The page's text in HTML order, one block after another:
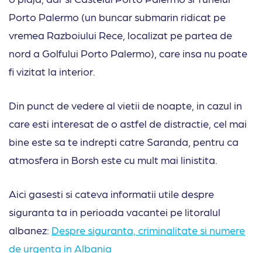
Porto Palermo (un buncar submarin ridicat pe
vremea Razboiului Rece, localizat pe partea de
nord a Golfului Porto Palermo), care insa nu poate
fi vizitat la interior.
Din punct de vedere al vietii de noapte, in cazul in
care esti interesat de o astfel de distractie, cel mai
bine este sa te indrepti catre Saranda, pentru ca
atmosfera in Borsh este cu mult mai linistita.
Aici gasesti si cateva informatii utile despre
siguranta ta in perioada vacantei pe litoralul
albanez: Despre siguranta, criminalitate si numere
de urgenta in Albania